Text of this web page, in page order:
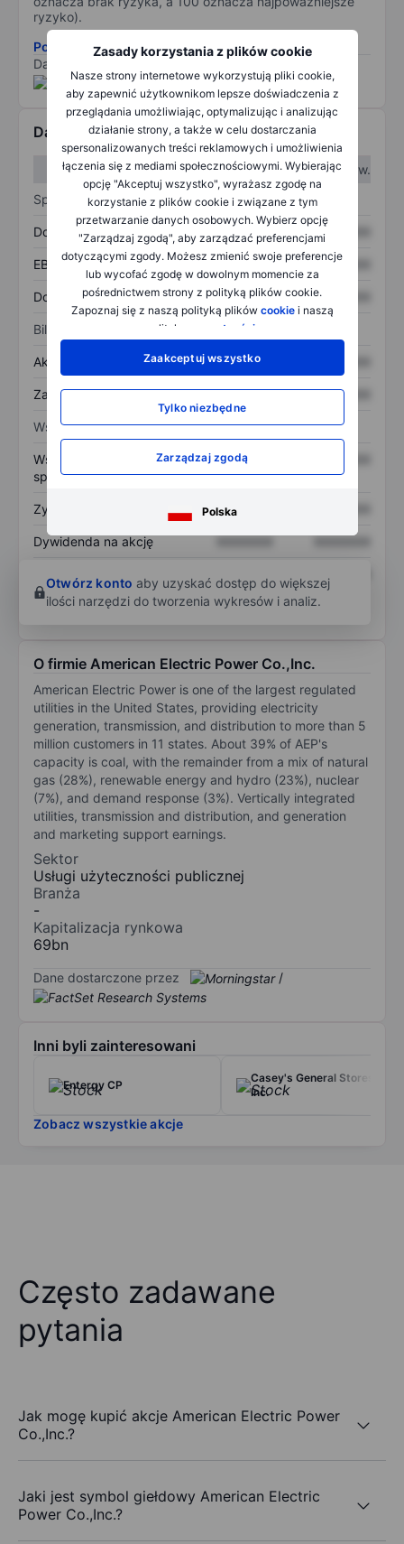
Zasady korzystania z plików cookie
Nasze strony internetowe wykorzystują pliki cookie,
aby zapewnić użytkownikom lepsze doświadczenia z
przeglądania umożliwiając, optymalizując i analizując
działanie strony, a także w celu dostarczania
spersonalizowanych treści reklamowych i umożliwienia
łączenia się z mediami społecznościowymi. Wybierając
opcję "Akceptuj wszystko", wyrażasz zgodę na
korzystanie z plików cookie i związane z tym
przetwarzanie danych osobowych. Wybierz opcję
"Zarządzaj zgodą", aby zarządzać preferencjami
dotyczącymi zgody. Możesz zmienić swoje preferencje
lub wycofać zgodę w dowolnym momencie za
pośrednictwem strony z polityką plików cookie.
Zapoznaj się z naszą polityką plików cookiei naszą
polityką
prywatności
Zaakceptuj wszystko
Tylko niezbędne
Zarządzaj zgodą
Polska
ryzyko).
Pobierz metodologię ryzyka ESG.
Dane dostarczone przez
Dane finansowe
W I kw.
W II kw.
Sprawozdanie z zysków
Dochód XXXXXXX XXXXXXX
EBITDA XXXXXXX XXXXXXX
Dochód netto XXXXXXX XXXXXXX
Bilans
Aktywa ogółem XXXXXXX
Zadłużenie ogółem XXXXXXX XXXXXXX
Wskaźniki
Współczynnik cena do
sprzedaży
XXXXXXX
Zysk na akcję XXXXXXX
Dywidenda na akcję
własnego
Otwórz konto aby uzyskać dostęp do większej
ilości narzędzi do tworzenia wykresów i analiz.
O firmie American Electric Power Co.,Inc.
American Electric Power is one of the largest regulated
utilities in the United States, providing electricity
generation, transmission, and distribution to more than 5
million customers in 11 states. About 39% of AEP's
capacity is coal, with the remainder from a mix of natural
gas (28%), renewable energy and hydro (23%), nuclear
(7%), and demand response (3%). Vertically integrated
utilities, transmission and distribution, and generation
and marketing support earnings.
Sektor
Usługi użyteczności publicznej
Branża
-
Kapitalizacja rynkowa
69bn
Dane dostarczone przez /
Inni byli zainteresowani
Entergy CP
Casey's General Stores
Inc.
Zobacz wszystkie akcje
Często zadawane
pytania
Jak mogę kupić akcje American Electric Power
Co.,Inc.?
Jaki jest symbol giełdowy American Electric
Power Co.,Inc.?